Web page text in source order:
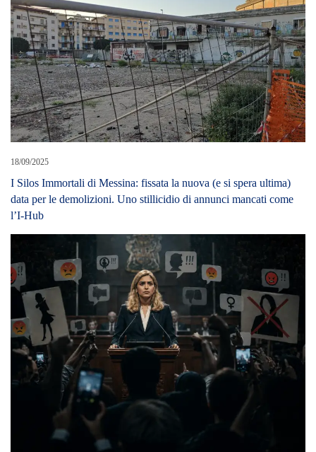
18/09/2025
I Silos Immortali di Messina: fissata la nuova (e si spera ultima)
data per le demolizioni. Uno stillicidio di annunci mancati come
l’I-Hub